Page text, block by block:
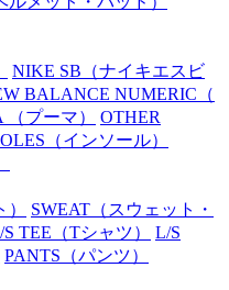
NIKE SB （ナイキエスビ
BALANCE NUMERIC （
（プーマ）
OTHER
（インソール）
SWEAT （スウェット・
S TEE （Tシャツ）
L/S
PANTS （パンツ）